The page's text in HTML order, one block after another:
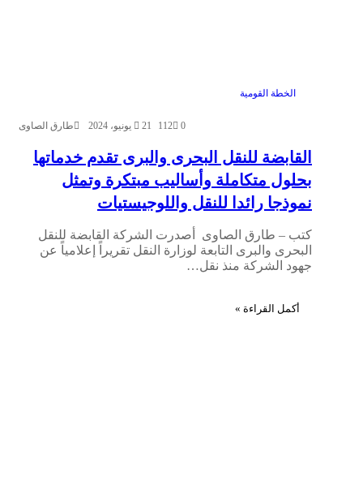
الخطة القومية
طارق الصاوى 21 يونيو، 2024 0
112
القابضة للنقل البحرى والبرى تقدم خدماتها
بحلول متكاملة وأساليب مبتكرة وتمثل
نموذجا رائدا للنقل واللوجيستيات
كتب – طارق الصاوى أصدرت الشركة القابضة للنقل
البحرى والبرى التابعة لوزارة النقل تقريراً إعلامياً عن
جهود الشركة منذ نقل…
أكمل القراءة »